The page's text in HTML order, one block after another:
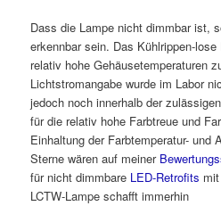
Dass die Lampe nicht dimmbar ist,
erkennbar sein. Das Kühlrippen-
relativ hohe Gehäusetemperaturen
Lichtstromangabe wurde im Labor
jedoch noch innerhalb der
für die relativ hohe Farbtreue und
Einhaltung der Farbtemperatur- und
Sterne wären auf meiner
für nicht dimmbare LED-Retrofits
LCTW-Lampe schafft immerhin